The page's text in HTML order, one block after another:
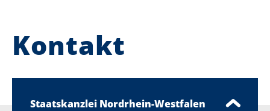
Kontakt
Staatskanzlei Nordrhein-Westfalen